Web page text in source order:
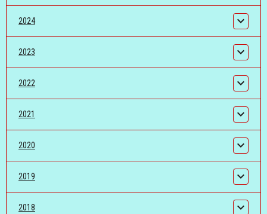
2024
2023
2022
2021
2020
2019
2018